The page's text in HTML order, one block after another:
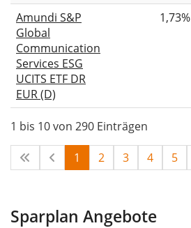
Amundi S&P
Global
Communication
Services ESG
UCITS ETF DR
EUR (D)
1,73%
1 bis 10 von 290 Einträgen
1 2 3 4 5
Sparplan Angebote